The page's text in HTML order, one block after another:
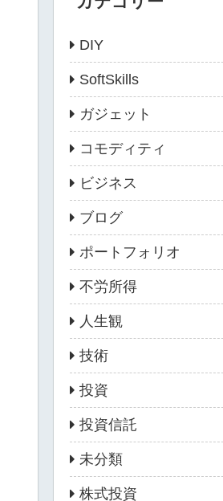
DIY
SoftSkills
ガジェット
コモディティ
ビジネス
ブログ
ポートフォリオ
不労所得
人生観
技術
投資
投資信託
未分類
株式投資